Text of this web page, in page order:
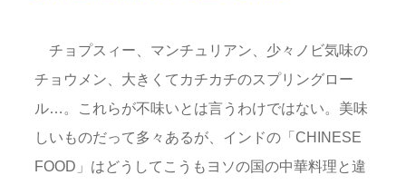
チョプスィー、マンチュリアン、少々ノビ気味の
チョウメン、大きくてカチカチのスプリングロー
ル…。これらが不味いとは言うわけではない。美味
しいものだって多々あるが、インドの「CHINESE
FOOD」はどうしてこうもヨソの国の中華料理と違